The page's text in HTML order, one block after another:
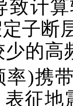
致计
子断
的
)携
表征地